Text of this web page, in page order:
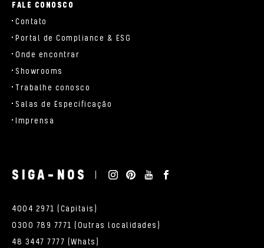
FALE CONOSCO
Contato
Portal de Compliance & ESG
Onde encontrar
Showrooms
Trabalhe conosco
Salas de Especificação
Imprensa
SIGA-NOS
4004 2971 (Capitais)
0300 789 7771 (Outras localidades)
48 3447 7777 (Whats)